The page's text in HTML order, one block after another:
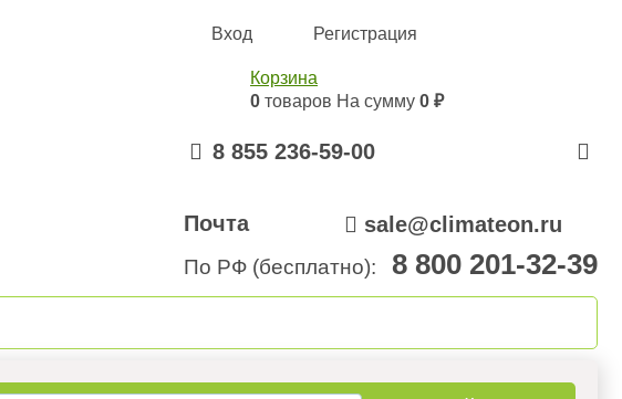
Вход Регистрация
Корзина
0 товаров На сумму 0 ₽
8 855 236-59-00
Почта sale@climateon.ru
По РФ (бесплатно): 8 800 201-32-39